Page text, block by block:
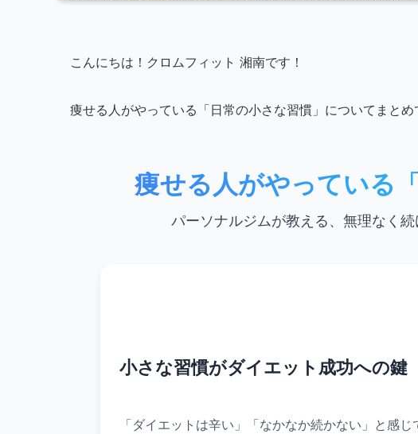
こんにちは！クロムフィット 湘南です！
痩せる人がやっている「日常の小さな習慣」についてまとめ
痩せる人がやっている
パーソナルジムが教える、無理なく
小さな習慣がダイエット成功への鍵
「ダイエットは辛い」「なかなか続かない」と感